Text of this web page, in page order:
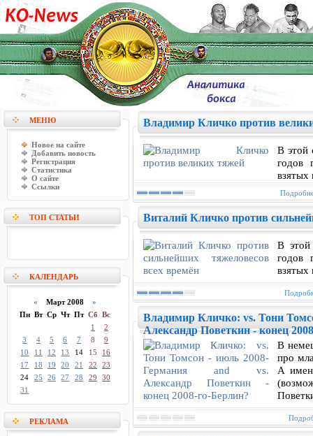
МЕНЮ
Новое на сайте
Добавить новость
Регистрация
Статистика
О сайте
Ссылки
ТОП СТАТЬИ
КАЛЕНДАРЬ
« Март 2008 »
Пн Вт Ср Чт Пт Сб Вс
1
2
3
4 5 6 7 8
9
10
11 12 13 14 15
16
17
18 19 20 21 22
23
24
25 26 27 28 29
30
31
РЕКЛАМА
Владимир Кличко против
В этой
годов
Виталий Кличко против
В этой
годов
Владимир Кличко: vs. Тони
Александр Поветкин - конец
В
про
А